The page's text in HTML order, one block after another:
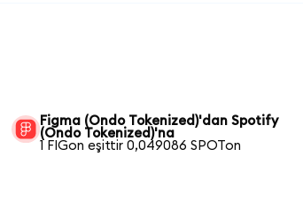
Figma (Ondo Tokenized)'dan Spotify
(Ondo Tokenized)'na
1 FIGon eşittir 0,049086 SPOTon